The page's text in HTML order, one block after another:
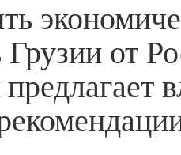
Грузии от